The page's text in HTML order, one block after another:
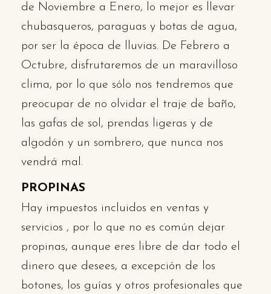
de Noviembre a Enero, lo mejor es llevar
chubasqueros, paraguas y botas de agua,
por ser la época de lluvias. De Febrero a
Octubre, disfrutaremos de un maravilloso
clima, por lo que sólo nos tendremos que
preocupar de no olvidar el traje de baño,
las gafas de sol, prendas ligeras y de
algodón y un sombrero, que nunca nos
vendrá mal.
PROPINAS
Hay impuestos incluidos en ventas y
servicios , por lo que no es común dejar
propinas, aunque eres libre de dar todo el
dinero que desees, a excepción de los
botones, los guías y otros profesionales que